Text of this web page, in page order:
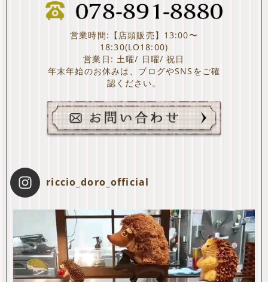
営業時間:【店頭販売】13:00〜
18:30(LO18:00)
営業日: 土曜/ 日曜/ 祝日
年末年始のお休みは、ブログやSNSをご確
認ください。
riccio_doro_official